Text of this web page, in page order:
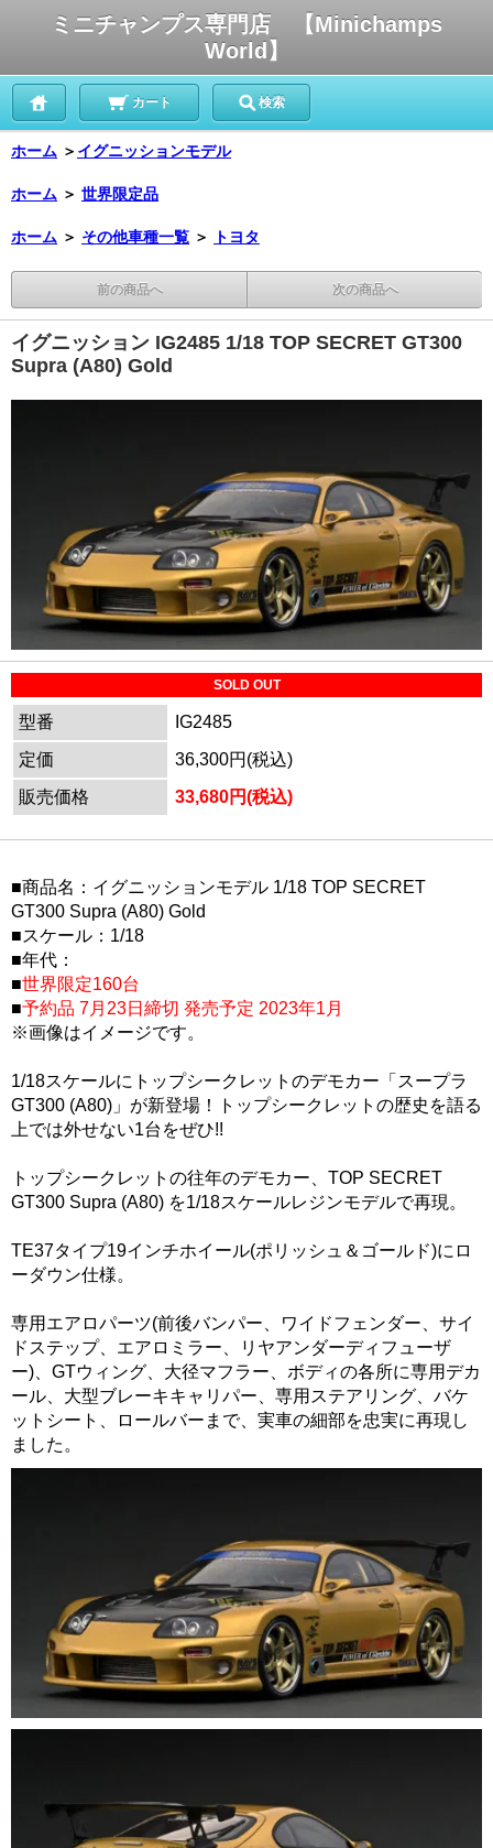
ミニチャンプス専門店 【Minichamps
World】
カート 検索
ホーム ＞ イグニッションモデル
ホーム ＞ 世界限定品
ホーム ＞ その他車種一覧 ＞ トヨタ
前の商品へ 次の商品へ
イグニッション IG2485 1/18 TOP SECRET GT300
Supra (A80) Gold
SOLD OUT
型番
IG2485
定価
36,300円(税込)
販売価格
33,680円(税込)
■商品名：イグニッションモデル 1/18 TOP SECRET
GT300 Supra (A80) Gold
■スケール：1/18
■年代：
■世界限定160台
■予約品 7月23日締切 発売予定 2023年1月
※画像はイメージです。
1/18スケールにトップシークレットのデモカー「スープラ
GT300 (A80)」が新登場！トップシークレットの歴史を語る
上では外せない1台をぜひ!!
トップシークレットの往年のデモカー、TOP SECRET
GT300 Supra (A80) を1/18スケールレジンモデルで再現。
TE37タイプ19インチホイール(ポリッシュ＆ゴールド)にロ
ーダウン仕様。
専用エアロパーツ(前後バンパー、ワイドフェンダー、サイ
ドステップ、エアロミラー、リヤアンダーディフューザ
ー)、GTウィング、大径マフラー、ボディの各所に専用デカ
ール、大型ブレーキキャリパー、専用ステアリング、バケ
ットシート、ロールバーまで、実車の細部を忠実に再現し
ました。